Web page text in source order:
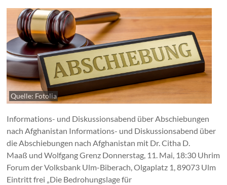
Quelle: Fotolia
Informations- und Diskussionsabend über Abschiebungen
nach Afghanistan Informations- und Diskussionsabend über
die Abschiebungen nach Afghanistan mit Dr. Citha D.
Maaß und Wolfgang Grenz Donnerstag, 11. Mai, 18:30 Uhrim
Forum der Volksbank Ulm-Biberach, Olgaplatz 1, 89073 Ulm
Eintritt frei „Die Bedrohungslage für